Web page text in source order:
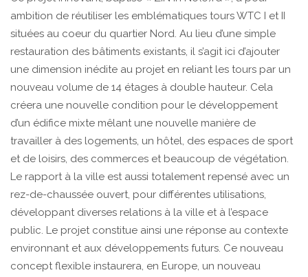
ambition de réutiliser les emblématiques tours WTC I et II
situées au coeur du quartier Nord. Au lieu d’une simple
restauration des bâtiments existants, il s’agit ici d’ajouter
une dimension inédite au projet en reliant les tours par un
nouveau volume de 14 étages à double hauteur. Cela
créera une nouvelle condition pour le développement
d’un édifice mixte mêlant une nouvelle manière de
travailler à des logements, un hôtel, des espaces de sport
et de loisirs, des commerces et beaucoup de végétation.
Le rapport à la ville est aussi totalement repensé avec un
rez-de-chaussée ouvert, pour différentes utilisations,
développant diverses relations à la ville et à l’espace
public. Le projet constitue ainsi une réponse au contexte
environnant et aux développements futurs. Ce nouveau
concept flexible instaurera, en Europe, un nouveau